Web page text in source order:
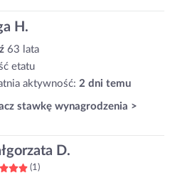
H.
63 lata
etatu
aktywność: 2 dni temu
stawkę wynagrodzenia >
D.
(1)